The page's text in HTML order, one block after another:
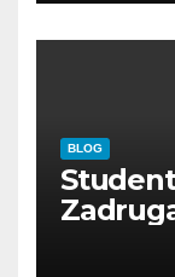
BLOG